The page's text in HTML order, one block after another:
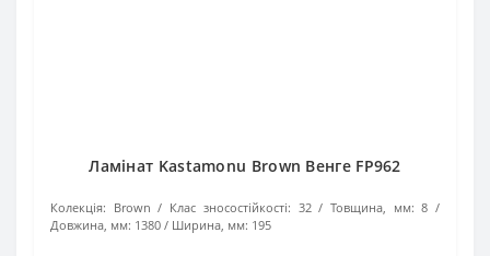
Ламінат Kastamonu Brown Венге FP962
Колекція: Brown Клас зносостійкості: 32 Товщина, мм: 8
Довжина, мм: 1380 Ширина, мм: 195